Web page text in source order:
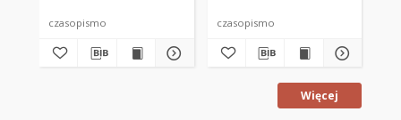
czasopismo czasopismo
Więcej